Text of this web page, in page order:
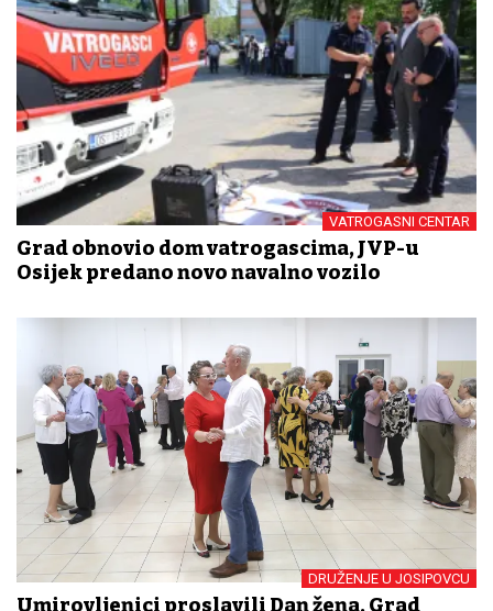
VATROGASNI CENTAR
Grad obnovio dom vatrogascima, JVP-u
Osijek predano novo navalno vozilo
DRUŽENJE U JOSIPOVCU
Umirovljenici proslavili Dan žena, Grad